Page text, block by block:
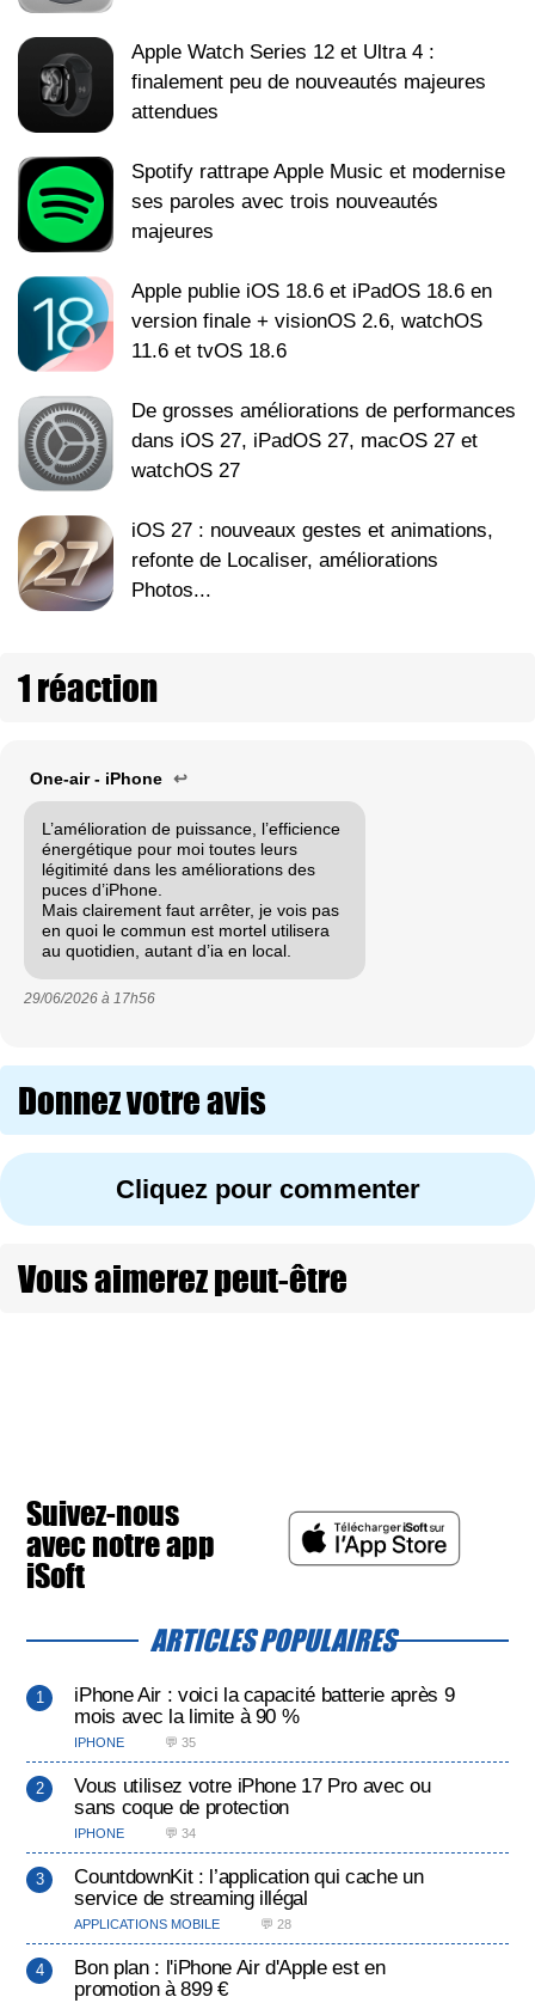
Apple Watch Series 12 et Ultra 4 :
finalement peu de nouveautés majeures
attendues
Spotify rattrape Apple Music et modernise
ses paroles avec trois nouveautés
majeures
Apple publie iOS 18.6 et iPadOS 18.6 en
version finale + visionOS 2.6, watchOS
11.6 et tvOS 18.6
De grosses améliorations de performances
dans iOS 27, iPadOS 27, macOS 27 et
watchOS 27
iOS 27 : nouveaux gestes et animations,
refonte de Localiser, améliorations
Photos...
1 réaction
One-air - iPhone ↩
L’amélioration de puissance, l’efficience
énergétique pour moi toutes leurs
légitimité dans les améliorations des
puces d’iPhone.
Mais clairement faut arrêter, je vois pas
en quoi le commun est mortel utilisera
au quotidien, autant d’ia en local.
29/06/2026 à 17h56
Donnez votre avis
Cliquez pour commenter
Vous aimerez peut-être
Suivez-nous
avec notre app
iSoft
ARTICLES POPULAIRES
iPhone Air : voici la capacité batterie après 9
mois avec la limite à 90 %
IPHONE 💬 35
Vous utilisez votre iPhone 17 Pro avec ou
sans coque de protection
IPHONE 💬 34
CountdownKit : l’application qui cache un
service de streaming illégal
APPLICATIONS MOBILE 💬 28
Bon plan : l'iPhone Air d'Apple est en
promotion à 899 €